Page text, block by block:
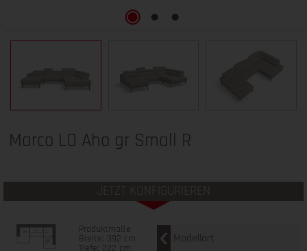
Marco LO Aho gr Small R
JETZT KONFIGURIEREN
Produktmaße
Breite: 392 cm
Tiefe: 222 cm
Modellart